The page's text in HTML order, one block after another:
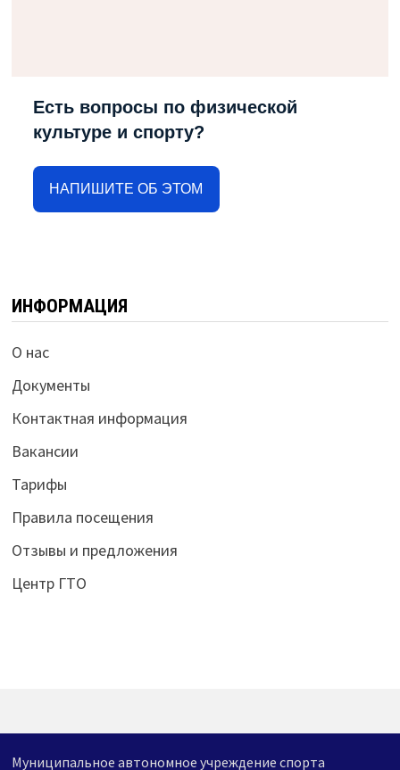
Есть вопросы по физической
культуре и спорту?
НАПИШИТЕ ОБ ЭТОМ
ИНФОРМАЦИЯ
О нас
Документы
Контактная информация
Вакансии
Тарифы
Правила посещения
Отзывы и предложения
Центр ГТО
Муниципальное автономное учреждение спорта